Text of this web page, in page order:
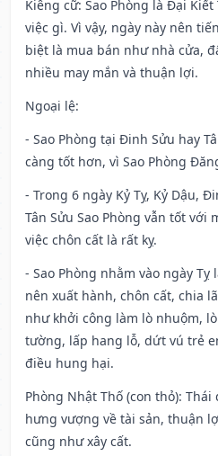
Kiêng cữ: Sao Phòng là Đại
việc gì. Vì vậy, ngày này nên
biệt là mua bán như nhà cửa,
nhiều may mắn và thuận lợi.
Ngoại lệ:
- Sao Phòng tại Đinh Sửu hay
càng tốt hơn, vì Sao Phòng
- Trong 6 ngày Kỷ Tỵ, Kỷ Dậu,
Tân Sửu Sao Phòng vẫn tốt với
việc chôn cất là rất kỵ.
- Sao Phòng nhằm vào ngày Tỵ
nên xuất hành, chôn cất, chia
như khởi công làm lò nhuộm,
tường, lấp hang lỗ, dứt vú trẻ
điều hung hại.
Phòng Nhật Thố (con thỏ):
hưng vượng về tài sản, thuận
cũng như xây cất.